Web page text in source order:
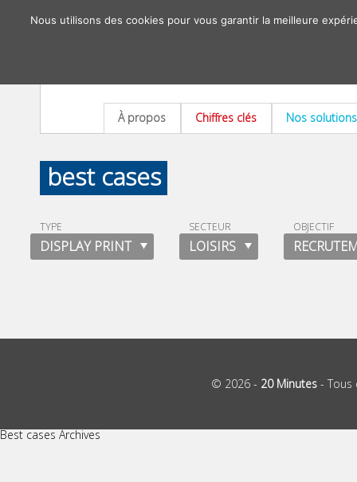
À propos Chiffres clés Nos solutions
best cases
TYPE
DISPLAY PRINT
SECTEUR
LOISIRS
OBJECTIF
© 2026 - 20 Minutes -
Nous utilisons des cookies pour vous garantir la meilleure
Best cases Archives